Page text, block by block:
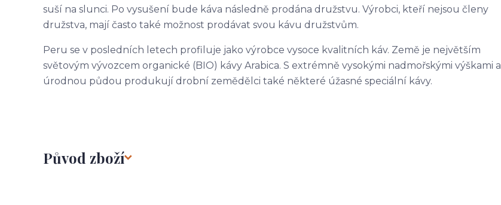
suší na slunci. Po vysušení bude káva následně prodána družstvu. Výrobci, kteří nejsou členy
družstva, mají často také možnost prodávat svou kávu družstvům.
Peru se v posledních letech profiluje jako výrobce vysoce kvalitních káv. Země je největším
světovým vývozcem organické (BIO) kávy Arabica. S extrémně vysokými nadmořskými výškami a
úrodnou půdou produkují drobní zemědělci také některé úžasné speciální kávy.
Původ zboží